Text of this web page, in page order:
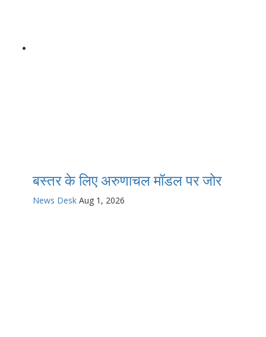
बस्तर के लिए अरुणाचल मॉडल पर जोर
News Desk Aug 1, 2026